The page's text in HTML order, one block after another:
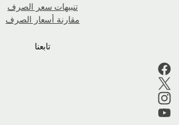
تنبيهات سعر الصرف
مقارنة أسعار الصرف
تابعنا